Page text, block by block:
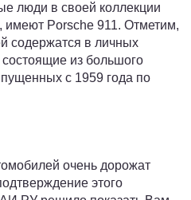
люди в своей коллекции
имеют Porsche 911. Отметим,
содержатся в личных
из большого
с 1959 года по
очень дорожат
этого